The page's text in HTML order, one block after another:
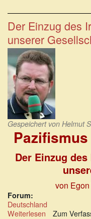
Augenhöhe?!
ist
der
Zwang
des
besseren
Arguments
Der Einzug des
unserer
Gespeichert von Helmut
Der Einzug
von
Forum:
Deutschland
Weiterlesen über
Zum